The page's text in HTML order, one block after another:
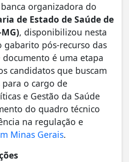
organizadora do
de Estado de Saúde de
, disponibilizou nesta
gabarito pós-recurso das
é uma etapa
candidatos que buscam
para o cargo de
e Gestão da Saúde
do quadro técnico
na regulação e
Minas Gerais.